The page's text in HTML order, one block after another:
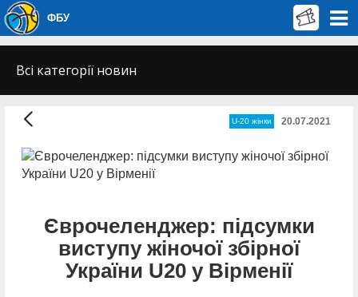
ФБУ
Всі категорії новин
U-20 жінки 20.07.2021
Єврочеленджер: підсумки
виступу жіночої збірної
України U20 у Вірменії